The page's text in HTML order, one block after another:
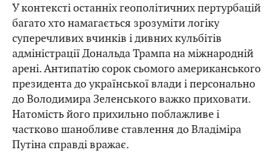
У контексті останніх геополітичних пертурбацій
багато хто намагається зрозуміти логіку
суперечливих вчинків і дивних кульбітів
адміністрації Дональда Трампа на міжнародній
арені. Антипатію сорок сьомого американського
президента до української влади і персонально
до Володимира Зеленського важко приховати.
Натомість його прихильно поблажливе і
частково шанобливе ставлення до Владіміра
Путіна справді вражає.